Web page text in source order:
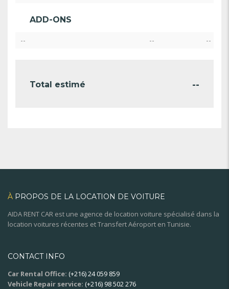
ADD-ONS
-- -- --
Total estimé --
À PROPOS DE LA LOCATION DE VOITURE
AIDA RENT CAR est une agence de location voiture spécialisé dans la
location voitures récentes et Transfert Aéroport en Tunisie.
CONTACT INFO
Car Rental Office: (+216) 24 059 859
Vehicle Repair service: (+216) 98 502 276